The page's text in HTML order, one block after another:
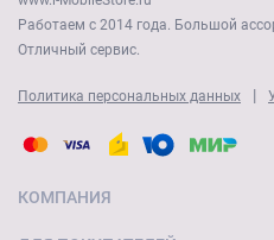
Работаем с 2014 года. Большой
Отличный сервис.
Политика персональных данных |
КОМПАНИЯ